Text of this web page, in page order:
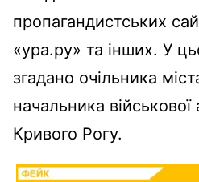
пропагандистських
«ура.ру» та інших. У
згадано очільника
начальника військової
Кривого Рогу.